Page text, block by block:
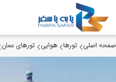
صفحه اصلی تورها هوایی تورهای عمان